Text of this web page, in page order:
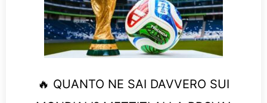
🔥 QUANTO NE SAI DAVVERO SUI